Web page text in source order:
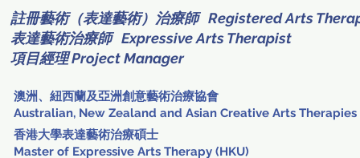
註冊藝術（表達藝術）治療師 Registered Arts
表達藝術治療師 Expressive Arts Therapist
項目經理 Project Manager
澳洲、紐西蘭及亞洲創意藝術治療協會
Australian, New Zealand and Asian Creative Arts Therapies
香港大學表達藝術治療碩士
Master of Expressive Arts Therapy (HKU)